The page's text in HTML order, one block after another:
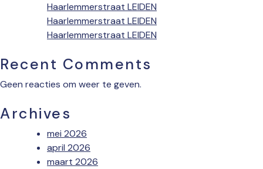
Haarlemmerstraat LEIDEN
Haarlemmerstraat LEIDEN
Haarlemmerstraat LEIDEN
Recent Comments
Geen reacties om weer te geven.
Archives
mei 2026
april 2026
maart 2026